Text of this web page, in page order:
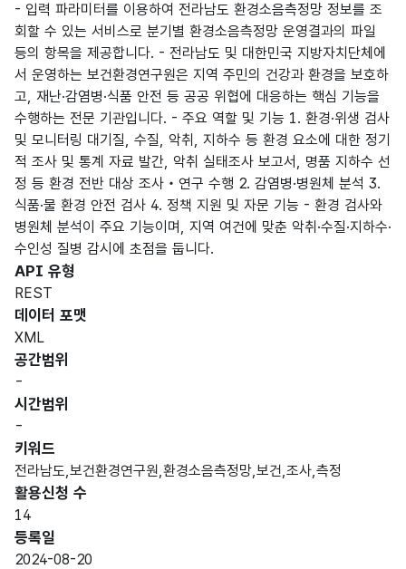
- 입력 파라미터를 이용하여 전라남도 환경소음측정망 정보를 조
회할 수 있는 서비스로 분기별 환경소음측정망 운영결과의 파일
등의 항목을 제공합니다. - 전라남도 및 대한민국 지방자치단체에
서 운영하는 보건환경연구원은 지역 주민의 건강과 환경을 보호하
고, 재난·감염병·식품 안전 등 공공 위협에 대응하는 핵심 기능을
수행하는 전문 기관입니다. - 주요 역할 및 기능 1. 환경·위생 검사
및 모니터링 대기질, 수질, 악취, 지하수 등 환경 요소에 대한 정기
적 조사 및 통계 자료 발간, 악취 실태조사 보고서, 명품 지하수 선
정 등 환경 전반 대상 조사‧연구 수행 2. 감염병·병원체 분석 3.
식품·물 환경 안전 검사 4. 정책 지원 및 자문 기능 - 환경 검사와
병원체 분석이 주요 기능이며, 지역 여건에 맞춘 악취·수질·지하수·
수인성 질병 감시에 초점을 둡니다.
API 유형
REST
데이터 포맷
XML
공간범위
-
시간범위
-
키워드
전라남도,보건환경연구원,환경소음측정망,보건,조사,측정
활용신청 수
14
등록일
2024-08-20